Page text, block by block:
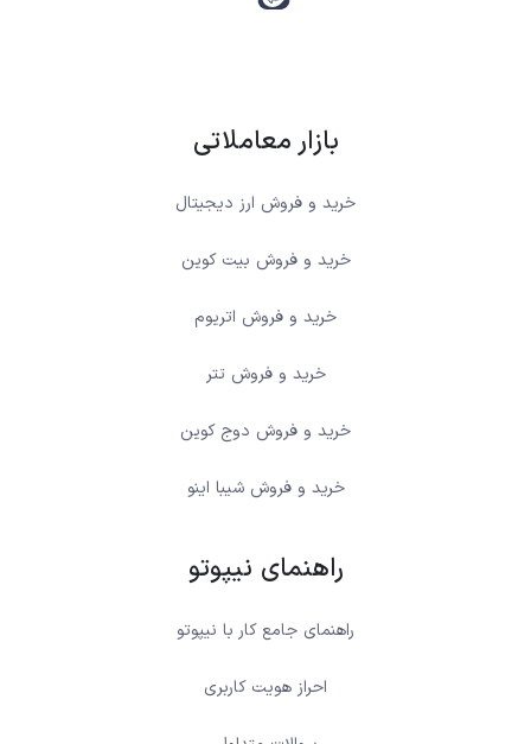
بازار معاملاتی
خرید و فروش ارز دیجیتال
خرید و فروش بیت کوین
خرید و فروش اتریوم
خرید و فروش تتر
خرید و فروش دوج کوین
خرید و فروش شیبا اینو
راهنمای نیپوتو
راهنمای جامع کار با نیپوتو
احراز هویت کاربری